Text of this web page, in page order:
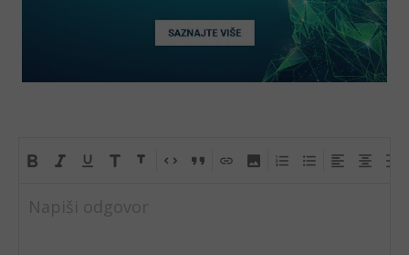
Napiši odgovor